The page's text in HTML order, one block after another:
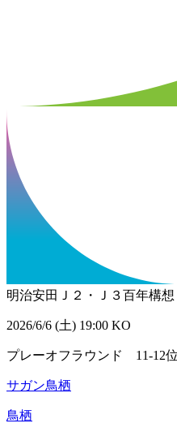
明治安田Ｊ２・Ｊ３百年構
2026/6/6 (土) 19:00 KO
プレーオフラウンド 11-12
サガン鳥栖
鳥栖